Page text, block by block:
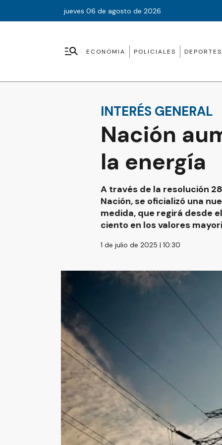
jueves 06 de agosto de 2026
ECONOMIA POLICIALES DEPORTES
INTERÉS GENERAL
Nación
la energía
A través de la resolución
Nación, se oficializó una
medida, que regirá desde
ciento en los valores
1 de julio de 2025 | 10:30